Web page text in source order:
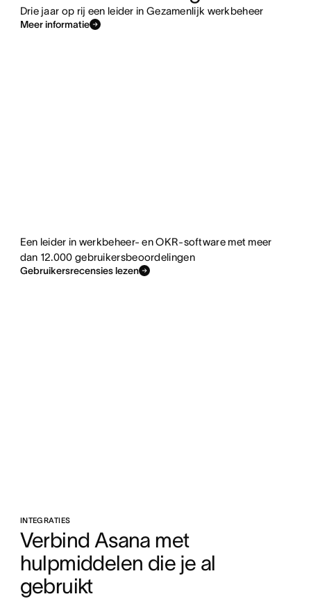
Drie jaar op rij een leider in Gezamenlijk werkbeheer
Meer informatie
Een leider in werkbeheer- en OKR-software met meer
dan 12.000 gebruikersbeoordelingen
Gebruikersrecensies lezen
INTEGRATIES
Verbind Asana met
hulpmiddelen die je al
gebruikt